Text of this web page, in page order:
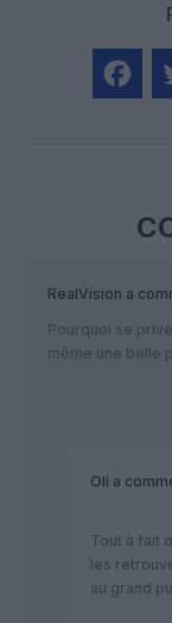
RealVision a
Pourquoi se
même une belle
Oli a
Tout à fait
les
au grand